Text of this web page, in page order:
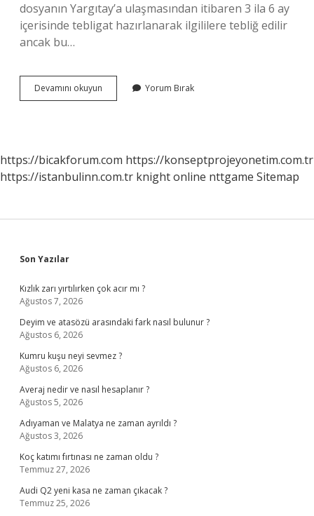
dosyanın Yargıtay’a ulaşmasından itibaren 3 ila 6 ay
içerisinde tebligat hazırlanarak ilgililere tebliğ edilir
ancak bu…
Devamını okuyun Yargıtaydan
Sonra
Yorum Bırak
https://bicakforum.com https://konseptprojeyonetim.com.tr
https://istanbulinn.com.tr knight online nttgame Sitemap
Sidebar
Son Yazılar
Kızlık zarı yırtılırken çok acır mı ?
Ağustos 7, 2026
Deyim ve atasözü arasındaki fark nasıl bulunur ?
Ağustos 6, 2026
Kumru kuşu neyi sevmez ?
Ağustos 6, 2026
Averaj nedir ve nasıl hesaplanır ?
Ağustos 5, 2026
Adıyaman ve Malatya ne zaman ayrıldı ?
Ağustos 3, 2026
Koç katımı fırtınası ne zaman oldu ?
Temmuz 27, 2026
Audi Q2 yeni kasa ne zaman çıkacak ?
Temmuz 25, 2026